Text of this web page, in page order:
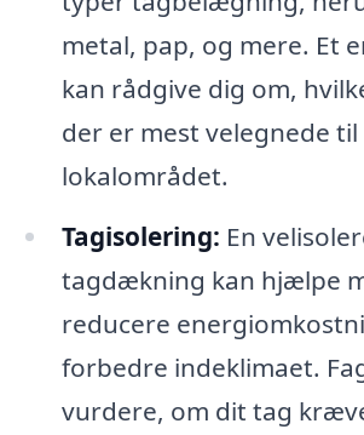
metal, pap, og mere. Et
kan rådgive dig om,
der er mest velegnede
lokalområdet.
Tagisolering: En
tagdækning kan hjælpe
reducere
forbedre indeklimaet.
vurdere, om dit tag